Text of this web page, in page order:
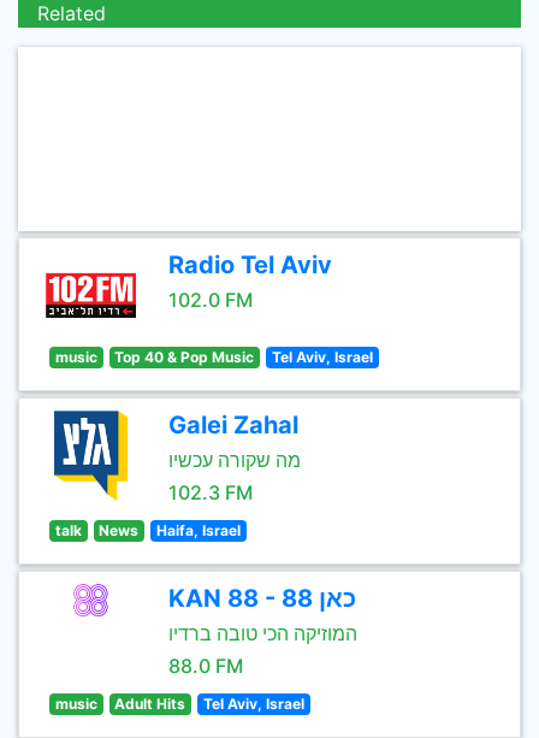
Related
Radio Tel Aviv
102.0 FM
music Top 40 & Pop Music Tel Aviv, Israel
Galei Zahal
מה שקורה עכשיו
102.3 FM
talk News Haifa, Israel
KAN 88 - כאן 88
המוזיקה הכי טובה ברדיו
88.0 FM
music Adult Hits Tel Aviv, Israel